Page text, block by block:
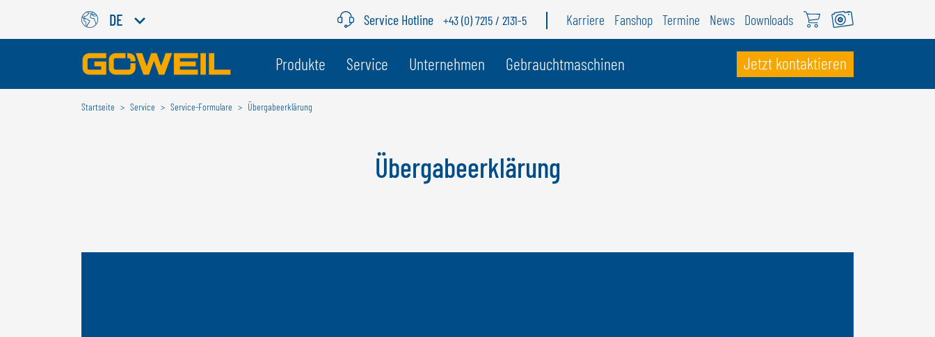
DE
Wählen Sie Ihre Sprache / Ihr Land
NEDERLANDS
Service Hotline +43 (0) 7215 / 2131-5 Karriere Fanshop Termine News Downloads
Produkte Service Unternehmen Gebrauchtmaschinen Jetzt kontaktieren
Startseite Service Service-Formulare Übergabeerklärung
Übergabeerklärung